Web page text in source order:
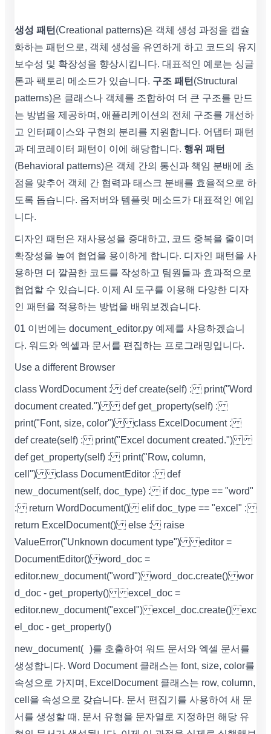
생성 패턴 (Creational patterns)은 객체 생성 과정을 캡슐
화하는 패턴으로, 객체 생성을 유연하게 하고 코드의 유지
보수성 및 확장성을 향상시킵니다. 대표적인 예로는 싱글
톤과 팩토리 메소드가 있습니다. 구조 패턴 (Structural
patterns)은 클래스나 객체를 조합하여 더 큰 구조를 만드
는 방법을 제공하며, 애플리케이션의 전체 구조를 개선하
고 인터페이스와 구현의 분리를 지원합니다. 어댑터 패턴
과 데코레이터 패턴이 이에 해당합니다. 행위 패턴
(Behavioral patterns)은 객체 간의 통신과 책임 분배에 초
점을 맞추어 객체 간 협력과 태스크 분배를 효율적으로 하
도록 돕습니다. 옵저버와 템플릿 메소드가 대표적인 예입
니다.
디자인 패턴은 재사용성을 증대하고, 코드 중복을 줄이며
확장성을 높여 협업을 용이하게 합니다. 디자인 패턴을 사
용하면 더 깔끔한 코드를 작성하고 팀원들과 효과적으로
협업할 수 있습니다. 이제 AI 도구를 이용해 다양한 디자
인 패턴을 적용하는 방법을 배워보겠습니다.
01 이번에는 document_editor.py 예제를 사용하겠습니
다. 워드와 엑셀과 문서를 편집하는 프로그래밍입니다.
Use a different Browser
class WordDocument : def create(self) : print("Word
document created.") def get_property(self) :
print("Font, size, color") class ExcelDocument :
def create(self) : print("Excel document created.")
def get_property(self) : print("Row, column,
cell") class DocumentEditor : def
new_document(self, doc_type) : if doc_type == "word"
: return WordDocument() elif doc_type == "excel" :
return ExcelDocument() else : raise
ValueError("Unknown document type") editor =
DocumentEditor() word_doc =
editor.new_document("word") word_doc.create() wor
d_doc - get_property() excel_doc =
editor.new_document("excel") excel_doc.create() exc
el_doc - get_property()
new_document( )를 호출하여 워드 문서와 엑셀 문서를
생성합니다. Word Document 클래스는 font, size, color를
속성으로 가지며, ExcelDocument 클래스는 row, column,
cell을 속성으로 갖습니다. 문서 편집기를 사용하여 새 문
서를 생성할 때, 문서 유형을 문자열로 지정하면 해당 유